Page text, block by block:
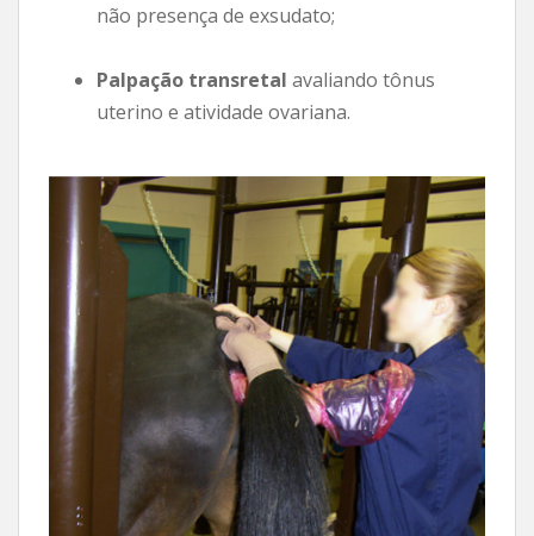
não presença de exsudato;
Palpação transretal avaliando tônus
uterino e atividade ovariana.